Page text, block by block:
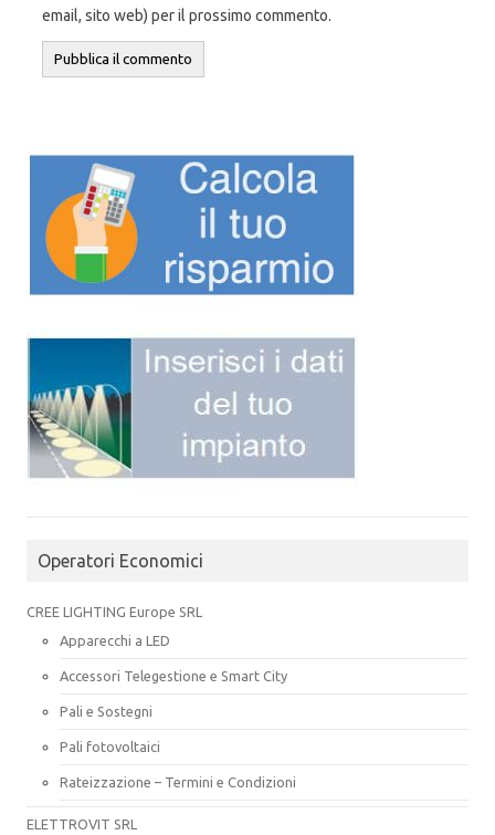
email, sito web) per il prossimo commento.
Operatori Economici
CREE LIGHTING Europe SRL
Apparecchi a LED
Accessori Telegestione e Smart City
Pali e Sostegni
Pali fotovoltaici
Rateizzazione – Termini e Condizioni
ELETTROVIT SRL